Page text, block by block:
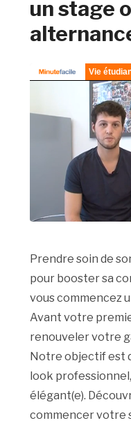
un stage
Prendre soin de
pour boostersa
vouscommencez
Avant votre
renouvelervotre
Notre objectifest
look professionnel,
é légant(e). Dé
commencervotre